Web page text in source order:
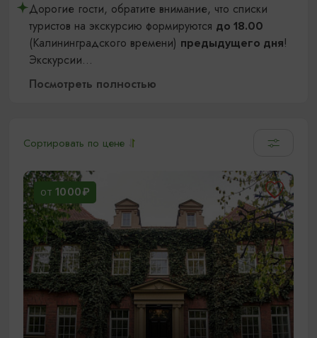
Дорогие гости, обратите внимание, что списки
туристов на экскурсию формируются до 18.00
(Калининградского времени) предыдущего дня!
Экскурсии...
Посмотреть полностью
Сортировать по цене
ОТ 1000₽